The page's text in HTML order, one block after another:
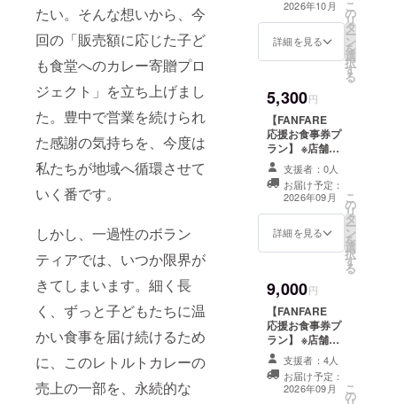
たい。そんな想いから、今
回の「販売額に応じた子ど
も食堂へのカレー寄贈プロ
ジェクト」を立ち上げまし
た。豊中で営業を続けられ
た感謝の気持ちを、今度は
私たちが地域へ循環させて
いく番です。
しかし、一過性のボラン
ティアでは、いつか限界が
きてしまいます。細く長
く、ずっと子どもたちに温
かい食事を届け続けるため
に、このレトルトカレーの
売上の一部を、永続的な
「原材料及び添
示はお届け商品
のラベルに表記
お届けのリター
ンに貼付された
ラベルや注意書
きをご確認くだ
さい。」 ※本プ
ロジェクトは、
継続的な支援を
目的として運営
しており、 売上
の一部を子ども
たちへの食事支
援および活動運
ます。
限定となりま
トルトカレー 1
食分 ※カレーの
ます。 ■ 商品詳
細 ・内容量：約
180gを1セット
・保存方法：常
温保存 ・賞味期
限：製造日より
約18ヶ月 ・アレ
ルギー：小麦・
乳・鶏肉を含む
（詳細は表示ラ
ベルに記載）
「原材料及び添
示はお届け商品
のラベルに表記
されます。商品
開封前には必ず
お届けのリター
ンに貼付された
ラベルや注意書
きをご確認くだ
さい。」 ※本プ
類楽しめる食べ
比べセットで
す。 それぞれ異
軽にお楽しみい
ただけます。 ま
た、ご支援1点に
つき、 子ども食
堂などへ【1食
分】のカレーを
お届けします。
まずはカレーの
美味しさと、こ
のプロジェクト
の想いを 体験し
ていただけるプ
入につき10食分
の支援は、1万円
プラン限定とな
ります。 ■ 内容
・レトルトカ
レー 3食分 ■ 商
品詳細 ・内容
量：約180gを3
セット ・保存方
2026年10月
詳細を見る
こ
の
リ
タ
ー
ン
を
選
択
す
る
5,300円
【FANFARE
応援お食事券プ
ラン】 ※店舗お
渡し限定です。
支援額：5,300円
内容 FANFARE
お食事券 6,000
円分 子ども食堂
へ1食寄付 有効
ンディング限定
の特別プランで
す。 5,300円の
ご支援で、
FANFAREでご
利用いただける
6,000円分のお食
事券をお届けい
支援者：0人
お届け予定：
2026年09月
詳細を見る
こ
の
リ
タ
ー
ン
を
選
択
す
る
9,000円
【FANFARE
応援お食事券プ
ラン】 ※店舗お
渡し限定です。
支援額：9,000円
内容 FANFARE
お食事券 11,000
支援者：4人
お届け予定：
2026年09月
こ
の